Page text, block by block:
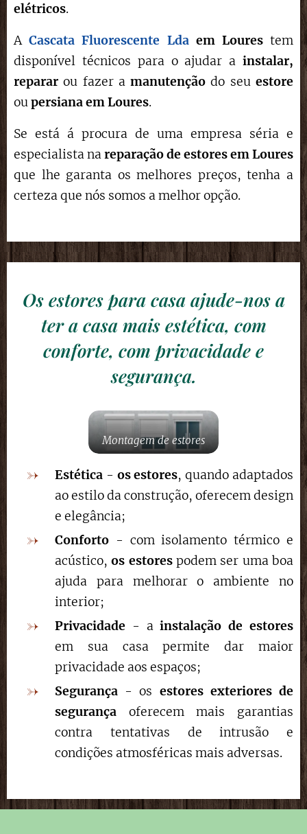
elétricos.
ACascata Fluorescente Ldaem Lourestem
disponível técnicos para o ajudar a instalar,
reparar ou fazer amanutenção do seuestore
oupersiana emLoures.
Se está á procura de uma empresa séria e
especialista nareparação de estoresemLoures
que lhe garanta os melhores preços, tenha a
certeza que nós somos a melhor opção.
Os estores para casa ajude-nos a
ter a casa mais estética, com
conforte, com privacidade e
segurança.
Montagem de estores
Estética - os estores, quando adaptados
ao estilo da construção, oferecem design
e elegância;
Conforto - com isolamento térmico e
acústico,os estorespodem ser uma boa
ajuda para melhorar o ambiente no
interior;
Privacidade - ainstalação de estores
em sua casa permite dar maior
privacidade aos espaços;
Segurança - os estores exteriores de
segurança oferecem mais garantias
contra tentativas de intrusão e
condições atmosféricas mais adversas.